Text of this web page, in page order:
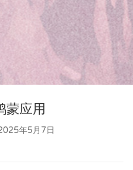
蒙应用
年5月7日